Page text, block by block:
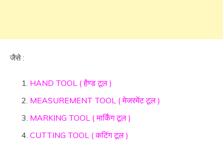
जैसे :
HAND TOOL ( हैण्ड टूल )
MEASUREMENT TOOL ( मेजरमेंट टूल )
MARKING TOOL ( मार्किंग टूल )
CUTTING TOOL ( कटिंग टूल )